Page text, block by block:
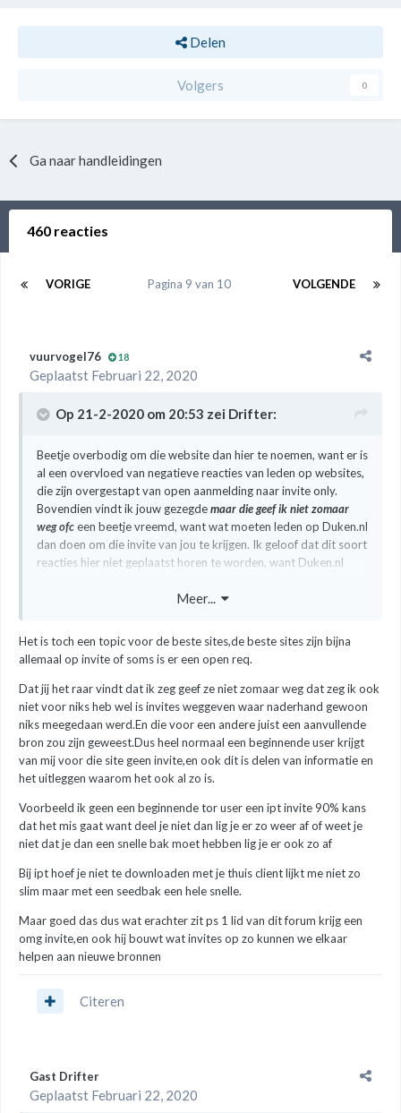
Delen
Volgers 0
Ga naar handleidingen
460 reacties
VORIGE VOLGENDE
Pagina 9 van 10
vuurvogel76 18
Geplaatst Februari 22, 2020
Op 21-2-2020 om 20:53 zei Drifter:
Beetje overbodig om die website dan hier te noemen, want er is
al een overvloed van negatieve reacties van leden op websites,
die zijn overgestapt van open aanmelding naar invite only.
Bovendien vindt ik jouw gezegdemaar die geef ik niet zomaar
weg ofceen beetje vreemd, want wat moeten leden op Duken.nl
dan doen om die invite van jou te krijgen. Ik geloof dat dit soort
reacties hier niet geplaatst horen te worden, want Duken.nl
problemen en daar valt dit niet echt onder.
Meer...
Het is toch een topic voor de beste sites,de beste sites zijn bijna
allemaal op invite of soms is er een open req.
Dat jij het raar vindt dat ik zeg geef ze niet zomaar weg dat zeg ik ook
niet voor niks heb wel is invites weggeven waar naderhand gewoon
niks meegedaan werd.En die voor een andere juist een aanvullende
bron zou zijn geweest.Dus heel normaal een beginnende user krijgt
van mij voor die site geen invite,en ook dit is delen van informatie en
het uitleggen waarom het ook al zo is.
Voorbeeld ik geen een beginnende tor user een ipt invite 90% kans
dat het mis gaat want deel je niet dan lig je er zo weer af of weet je
niet dat je dan een snelle bak moet hebben lig je er ook zo af
Bij ipt hoef je niet te downloaden met je thuis client lijkt me niet zo
slim maar met een seedbak een hele snelle.
Maar goed das dus wat erachter zit ps 1 lid van dit forum krijg een
omg invite,en ook hij bouwt wat invites op zo kunnen we elkaar
helpen aan nieuwe bronnen
Citeren
Gast Drifter
Geplaatst Februari 22, 2020